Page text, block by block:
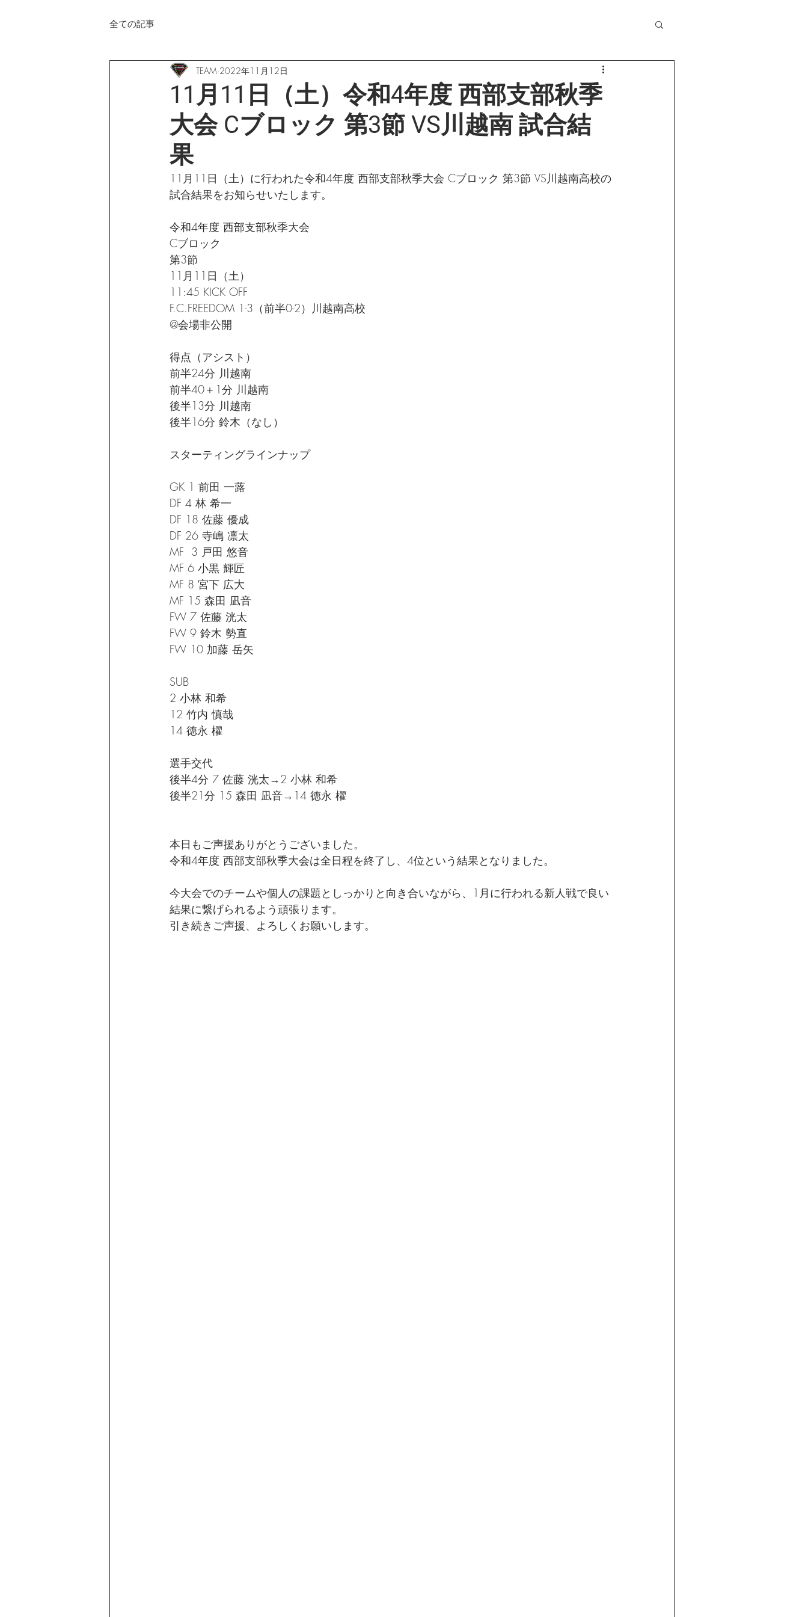
全ての記事
11月11日（土）令和4年度 西部支部秋季
大会 Cブロック 第3節 VS川越南 試合結
果
TEAM 2022年11月12日
11月11日（土）に行われた令和4年度 西部支部秋季大会 Cブロック 第3節 VS川越南高校の
試合結果をお知らせいたします。
令和4年度 西部支部秋季大会
Cブロック
第3節
11月11日（土）
11:45 KICK OFF
F.C.FREEDOM 1-3（前半0-2）川越南高校
@会場非公開
得点（アシスト）
前半24分 川越南
前半40＋1分 川越南
後半13分 川越南
後半16分 鈴木（なし）
スターティングラインナップ
GK 1 前田 一蕗
DF 4 林 希一
DF 18 佐藤 優成
DF 26 寺嶋 凛太
MF  3 戸田 悠音
MF 6 小黒 輝匠
MF 8 宮下 広大
MF 15 森田 凪音
FW 7 佐藤 洸太
FW 9 鈴木 勢直
FW 10 加藤 岳矢
SUB
2 小林 和希
12 竹内 慎哉
14 徳永 櫂
選手交代
後半4分 7 佐藤 洸太→2 小林 和希
後半21分 15 森田 凪音→14 徳永 櫂
本日もご声援ありがとうございました。
令和4年度 西部支部秋季大会は全日程を終了し、4位という結果となりました。
今大会でのチームや個人の課題としっかりと向き合いながら、1月に行われる新人戦で良い
結果に繋げられるよう頑張ります。
引き続きご声援、よろしくお願いします。